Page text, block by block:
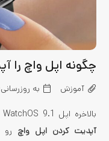
چگونه اپل واچ را
آموزش به
بالاخره اپل WatchOS 9.1 رو منتشر کرد. من در این مقاله قصد دارم
آپدیت کردن اپل واچ رو